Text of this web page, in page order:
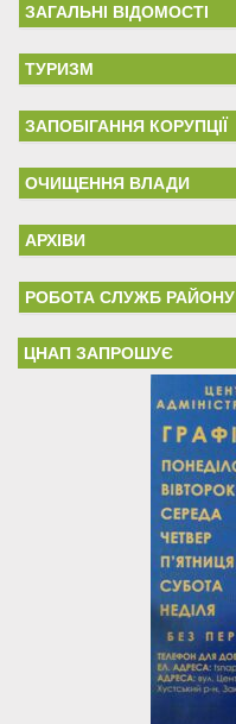
ЗАГАЛЬНІ ВІДОМОСТІ
ТУРИЗМ
ЗАПОБІГАННЯ КОРУПЦІЇ
ОЧИЩЕННЯ ВЛАДИ
АРХІВИ
РОБОТА СЛУЖБ РАЙОНУ
ЦНАП ЗАПРОШУЄ